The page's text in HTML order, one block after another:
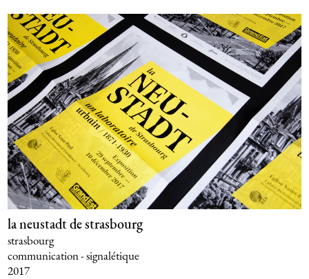
la neustadt de strasbourg
strasbourg
communication - signalétique
2017